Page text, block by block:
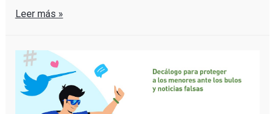
Leer más »